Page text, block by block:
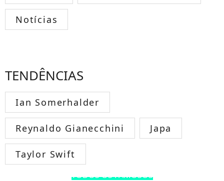
Notícias
TENDÊNCIAS
Ian Somerhalder
Reynaldo Gianecchini Japa
Taylor Swift
TODOS OS FAMOSOS